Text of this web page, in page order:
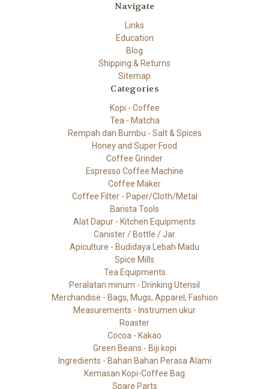
Navigate
Links
Education
Blog
Shipping & Returns
Sitemap
Categories
Kopi - Coffee
Tea - Matcha
Rempah dan Bumbu - Salt & Spices
Honey and Super Food
Coffee Grinder
Espresso Coffee Machine
Coffee Maker
Coffee Filter - Paper/Cloth/Metal
Barista Tools
Alat Dapur - Kitchen Equipments
Canister / Bottle / Jar
Apiculture - Budidaya Lebah Madu
Spice Mills
Tea Equipments
Peralatan minum - Drinking Utensil
Merchandise - Bags, Mugs, Apparel, Fashion
Measurements - Instrumen ukur
Roaster
Cocoa - Kakao
Green Beans - Biji kopi
Ingredients - Bahan Bahan Perasa Alami
Kemasan Kopi-Coffee Bag
Spare Parts